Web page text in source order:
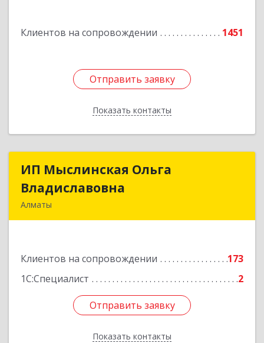
Клиентов на сопровождении 1451
Отправить заявку
Показать контакты
Отправить заявку
Назад
ИП Мыслинская Ольга
Владиславовна
Алматы
Клиентов на сопровождении
173
1С:Специалист
2
Отправить заявку
Показать контакты
ИП Мыслинская Ольга
Подробнее
Отправить заявку
Назад